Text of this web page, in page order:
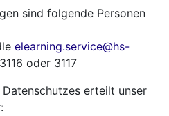
sind folgende Personen
elearning.service@hs-
oder 3117
erteilt unser